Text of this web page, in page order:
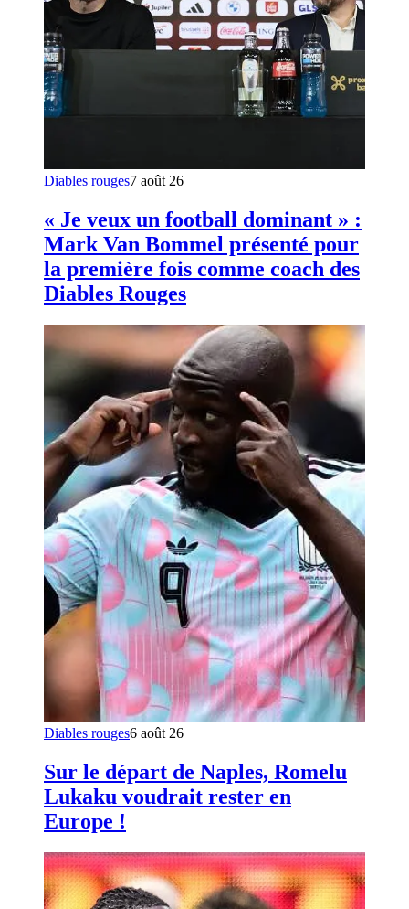
Diables rouges7 août 26
« Je veux un football dominant » :
Mark Van Bommel présenté pour
la première fois comme coach des
Diables Rouges
Diables rouges6 août 26
Sur le départ de Naples, Romelu
Lukaku voudrait rester en
Europe !